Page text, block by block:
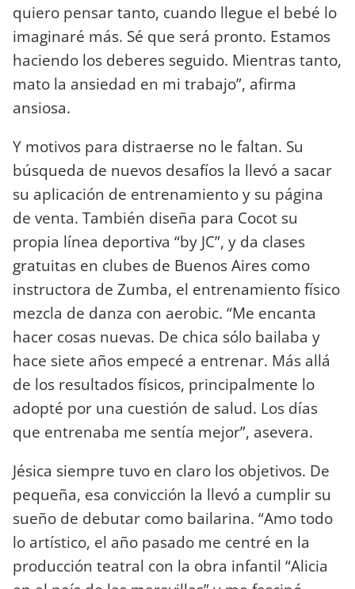
quiero pensar tanto, cuando llegue el bebé lo
imaginaré más. Sé que será pronto. Estamos
haciendo los deberes seguido. Mientras tanto,
mato la ansiedad en mi trabajo”, afirma
ansiosa.
Y motivos para distraerse no le faltan. Su
búsqueda de nuevos desafíos la llevó a sacar
su aplicación de entrenamiento y su página
de venta. También diseña para Cocot su
propia línea deportiva “by JC”, y da clases
gratuitas en clubes de Buenos Aires como
instructora de Zumba, el entrenamiento físico
mezcla de danza con aerobic. “Me encanta
hacer cosas nuevas. De chica sólo bailaba y
hace siete años empecé a entrenar. Más allá
de los resultados físicos, principalmente lo
adopté por una cuestión de salud. Los días
que entrenaba me sentía mejor”, asevera.
Jésica siempre tuvo en claro los objetivos. De
pequeña, esa convicción la llevó a cumplir su
sueño de debutar como bailarina. “Amo todo
lo artístico, el año pasado me centré en la
producción teatral con la obra infantil “Alicia